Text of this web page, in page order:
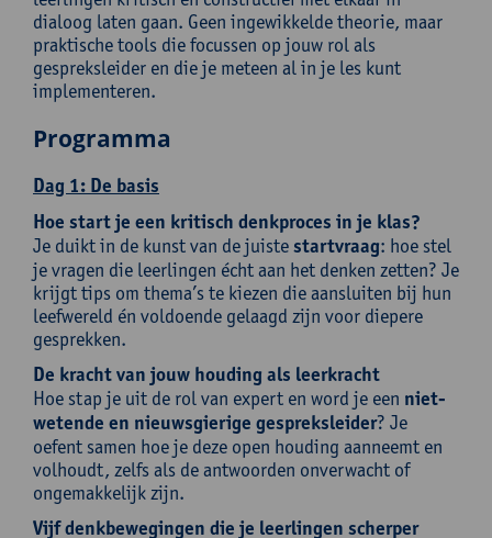
dialoog laten gaan. Geen ingewikkelde theorie, maar
praktische tools die focussen op jouw rol als
gespreksleider en die je meteen al in je les kunt
implementeren.
Programma
Dag 1: De basis
Hoe start je een kritisch denkproces in je klas?
Je duikt in de kunst van de juistestartvraag: hoe stel
je vragen die leerlingen écht aan het denken zetten? Je
krijgt tips om thema’s te kiezen die aansluiten bij hun
leefwereld én voldoende gelaagd zijn voor diepere
gesprekken.
De kracht van jouw houding als leerkracht
Hoe stap je uit de rol van expert en word je een niet-
wetende en nieuwsgierige gespreksleider? Je
oefent samen hoe je deze open houding aanneemt en
volhoudt, zelfs als de antwoorden onverwacht of
ongemakkelijk zijn.
Vijf denkbewegingen die je leerlingen scherper